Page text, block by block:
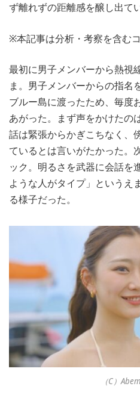
ず離れずの距離感を醸し出てい
※本記事は分析・考察を含むコ
最初に男子メンバーから熱視
ま。男子メンバーからの指名
ブルー島に渡ったため、毎度
あがった。まず声をかけたの
話は緊張からかぎこちなく、
ているとは言いがたかった。
ック。明るさを武器に会話を
ような人がタイプ」というえ
る様子だった。
（C）